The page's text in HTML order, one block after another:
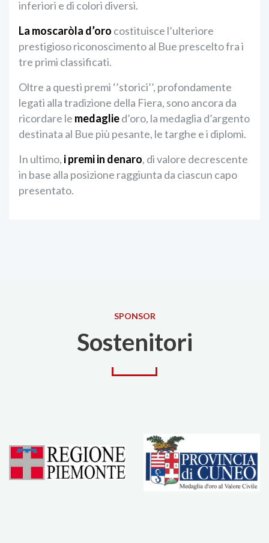
inferiori e di colori diversi.
La moscaròla d’oro costituisce l’ulteriore
prestigioso riconoscimento al Bue prescelto fra i
tre primi classificati.
Oltre a questi premi ‘’storici’’, profondamente
legati alla tradizione della Fiera, sono ancora da
ricordare le medaglied’oro, la medaglia d’argento
destinata al Bue più pesante, le targhe e i diplomi.
In ultimo, i premi in denaro, di valore decrescente
in base alla posizione raggiunta da ciascun capo
presentato.
SPONSOR
Sostenitori